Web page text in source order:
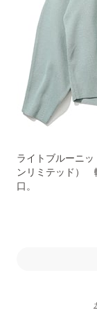
ライトブルーニ
ンリミテッド）
口。